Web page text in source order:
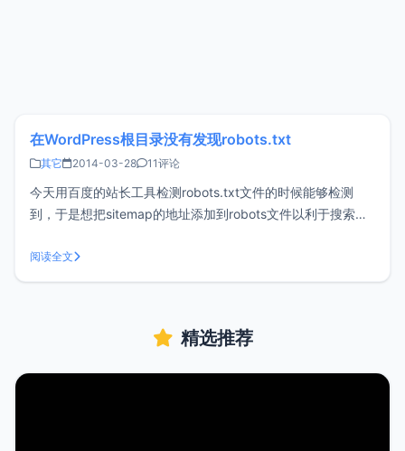
在WordPress根目录没有发现robots.txt
其它 2014-03-28 11评论
今天用百度的站长工具检测robots.txt文件的时候能够检测
到，于是想把sitemap的地址添加到robots文件以利于搜索引
有robots.txt这个文件。然后打开浏览器输入：
http://www.xiaoz.me/robots.tx
阅读全文
精选推荐